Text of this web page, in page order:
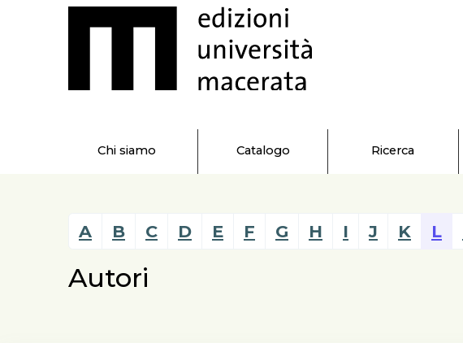
Chi siamo Catalogo Ricerca
A B C D E F G H I J K L
Autori